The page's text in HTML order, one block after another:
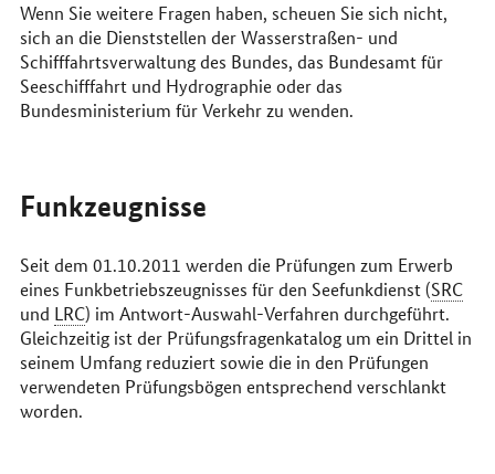
Wenn Sie weitere Fragen haben, scheuen Sie sich nicht,
sich an die Dienststellen der Wasserstraßen- und
Schifffahrtsverwaltung des Bundes, das Bundesamt für
Seeschifffahrt und Hydrographie oder das
Bundesministerium für Verkehr zu wenden.
Funkzeugnisse
Seit dem 01.10.2011 werden die Prüfungen zum Erwerb
eines Funkbetriebszeugnisses für den Seefunkdienst (SRC
und LRC) im Antwort-Auswahl-Verfahren durchgeführt.
Gleichzeitig ist der Prüfungsfragenkatalog um ein Drittel in
seinem Umfang reduziert sowie die in den Prüfungen
verwendeten Prüfungsbögen entsprechend verschlankt
worden.